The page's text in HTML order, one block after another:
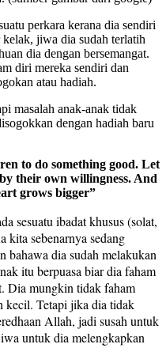
perkara kerana dia sendiri
kelak, jiwa dia sudah terlatih
dia dengan bersemangat.
diri mereka sendiri dan
atau hadiah.
masalah anak-anak tidak
dengan hadiah baru
to do something good. Let
their own willingness. And
grows bigger”
sesuatu ibadat khusus (solat,
kita sebenarnya sedang
bahawa dia sudah melakukan
itu berpuasa biar dia faham
Dia mungkin tidak faham
kecil. Tetapi jika dia tidak
Allah, jadi susah untuk
untuk dia melengkapkan